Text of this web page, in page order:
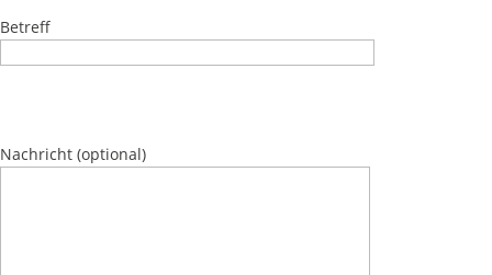
Betreff
Bitte lasse dieses Feld leer.
Nachricht (optional)